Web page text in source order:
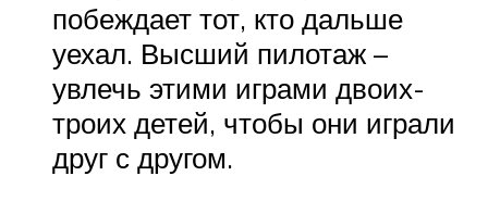
побеждает тот, кто дальше
уехал. Высший пилотаж –
увлечь этими играми двоих-
троих детей, чтобы они играли
друг с другом.